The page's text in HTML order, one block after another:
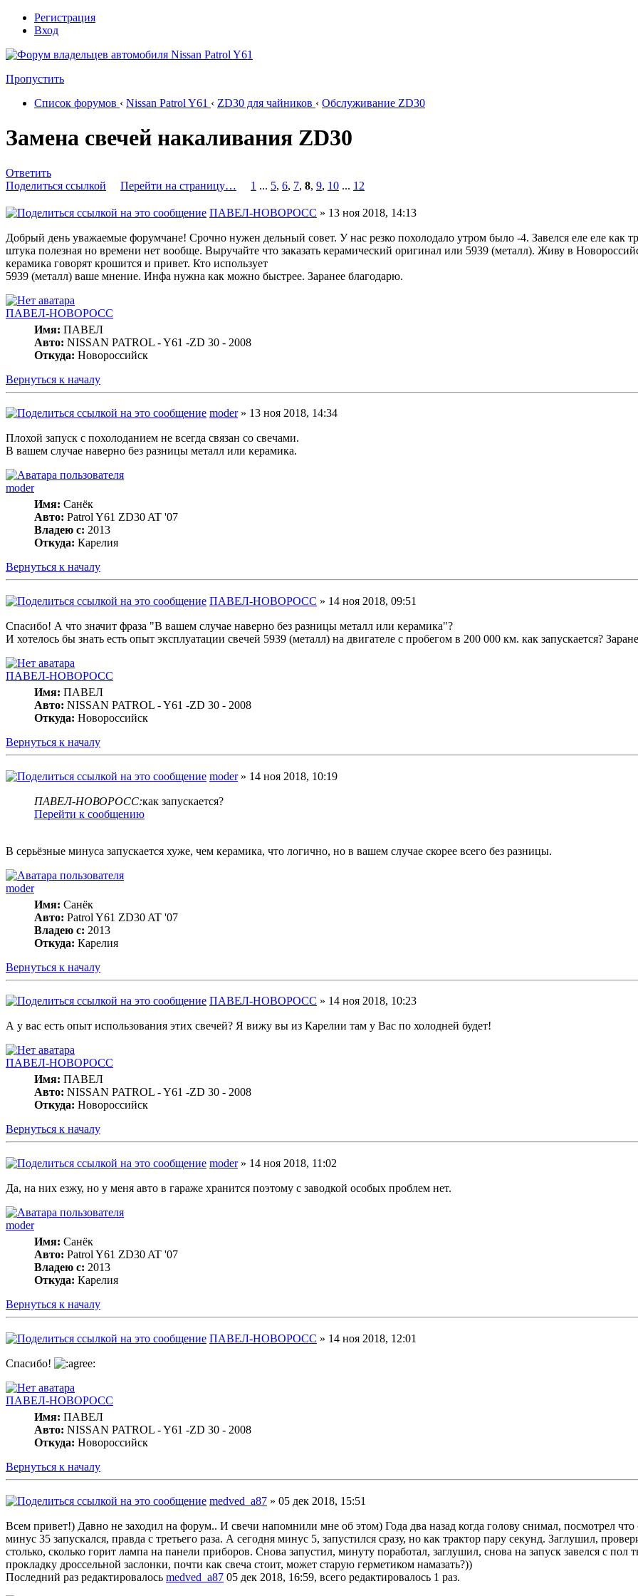
Регистрация
Вход
Пропустить
Список форумов ‹ Nissan Patrol Y61 ‹ ZD30 для чайников ‹ Обслуживание ZD30
Замена свечей накаливания ZD30
Ответить
Поделиться ссылкой
Перейти на страницу… 1 ... 5, 6, 7, 8, 9, 10 ... 12
ПАВЕЛ-НОВОРОСС » 13 ноя 2018, 14:13
Добрый день уважаемые форумчане! Срочно нужен дельный совет. У нас резко похолодало утром было -4. Завелся еле еле как
штука полезная но времени нет вообще. Выручайте что заказать керамический оригинал или 5939 (металл). Живу в
керамика говорят крошится и привет. Кто использует
5939 (металл) ваше мнение. Инфа нужна как можно быстрее. Заранее благодарю.
ПАВЕЛ-НОВОРОСС
Имя: ПАВЕЛ
Авто: NISSAN PATROL - Y61 -ZD 30 - 2008
Откуда: Новороссийск
Вернуться к началу
moder» 13 ноя 2018, 14:34
Плохой запуск с похолоданием не всегда связан со свечами.
В вашем случае наверно без разницы металл или керамика.
moder
Имя: Санёк
Авто: Patrol Y61 ZD30 AT '07
Владею с: 2013
Откуда: Карелия
Вернуться к началу
ПАВЕЛ-НОВОРОСС » 14 ноя 2018, 09:51
Спасибо! А что значит фраза "В вашем случае наверно без разницы металл или керамика"?
И хотелось бы знать есть опыт эксплуатации свечей 5939 (металл) на двигателе с пробегом в 200 000 км. как запускается?
ПАВЕЛ-НОВОРОСС
Имя: ПАВЕЛ
Авто: NISSAN PATROL - Y61 -ZD 30 - 2008
Откуда: Новороссийск
Вернуться к началу
moder» 14 ноя 2018, 10:19
ПАВЕЛ-НОВОРОСС:как запускается?
Перейти к сообщению
В серьёзные минуса запускается хуже, чем керамика, что логично, но в вашем случае скорее всего без разницы.
moder
Имя: Санёк
Авто: Patrol Y61 ZD30 AT '07
Владею с: 2013
Откуда: Карелия
Вернуться к началу
ПАВЕЛ-НОВОРОСС » 14 ноя 2018, 10:23
А у вас есть опыт использования этих свечей? Я вижу вы из Карелии там у Вас по холодней будет!
ПАВЕЛ-НОВОРОСС
Имя: ПАВЕЛ
Авто: NISSAN PATROL - Y61 -ZD 30 - 2008
Откуда: Новороссийск
Вернуться к началу
moder» 14 ноя 2018, 11:02
Да, на них езжу, но у меня авто в гараже хранится поэтому с заводкой особых проблем нет.
moder
Имя: Санёк
Авто: Patrol Y61 ZD30 AT '07
Владею с: 2013
Откуда: Карелия
Вернуться к началу
ПАВЕЛ-НОВОРОСС » 14 ноя 2018, 12:01
Спасибо!
ПАВЕЛ-НОВОРОСС
Имя: ПАВЕЛ
Авто: NISSAN PATROL - Y61 -ZD 30 - 2008
Откуда: Новороссийск
Вернуться к началу
medved_a87 » 05 дек 2018, 15:51
Всем привет!) Давно не заходил на форум.. И свечи напомнили мне об этом) Года два назад когда голову снимал, посмотрел
минус 35 запускался, правда с третьего раза. А сегодня минус 5, запустился сразу, но как трактор пару секунд. Заглушил,
столько, сколько горит лампа на панели приборов. Снова запустил, минуту поработал, заглушил, снова на запуск завелся с
прокладку дроссельной заслонки, почти как свеча стоит, может старую герметиком намазать?))
Последний раз редактировалось medved_a87 05 дек 2018, 16:59, всего редактировалось 1 раз.